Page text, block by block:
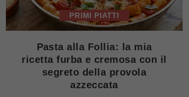
PRIMI PIATTI
Pasta alla Follia: la mia
ricetta furba e cremosa con il
segreto della provola
azzeccata